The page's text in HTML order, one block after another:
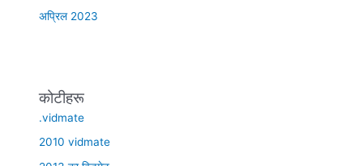
अप्रिल 2023
कोटीहरू
.vidmate
2010 vidmate